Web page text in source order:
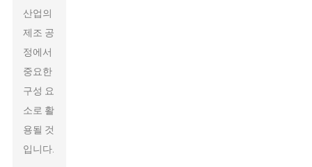
산업의
제조 공
정에서
중요한
구성 요
소로 활
용될 것
입니다.